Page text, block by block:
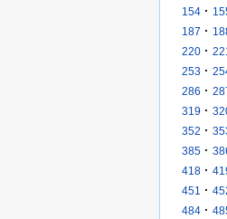
154 ·
187 ·
220 · 221
253 ·
286 ·
319 ·
352 ·
385 ·
418 ·
451 ·
484 ·